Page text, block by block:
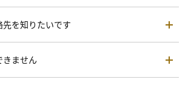
を知りたいです
きません